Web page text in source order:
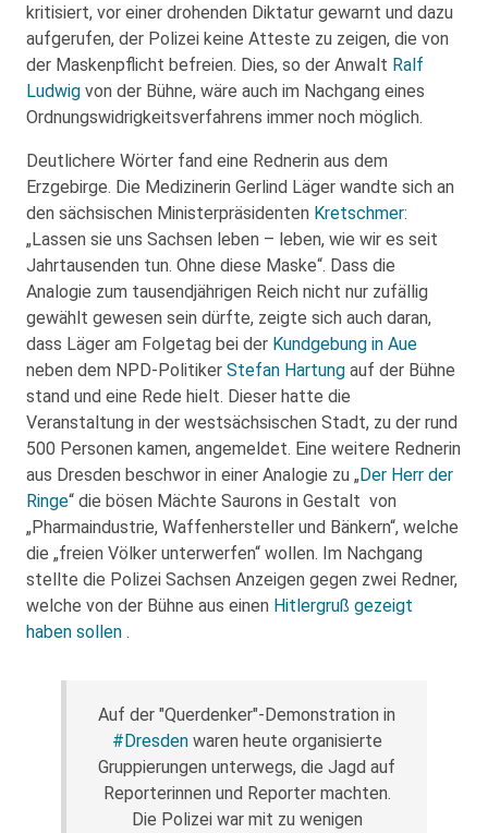
kritisiert, vor einer drohenden Diktatur gewarnt und dazu
aufgerufen, der Polizei keine Atteste zu zeigen, die von
der Maskenpflicht befreien. Dies, so der Anwalt Ralf
Ludwig von der Bühne, wäre auch im Nachgang eines
Ordnungswidrigkeitsverfahrens immer noch möglich.
Deutlichere Wörter fand eine Rednerin aus dem
Erzgebirge. Die Medizinerin Gerlind Läger wandte sich an
den sächsischen Ministerpräsidenten Kretschmer:
„Lassen sie uns Sachsen leben – leben, wie wir es seit
Jahrtausenden tun. Ohne diese Maske“. Dass die
Analogie zum tausendjährigen Reich nicht nur zufällig
gewählt gewesen sein dürfte, zeigte sich auch daran,
dass Läger am Folgetag bei der Kundgebung in Aue
neben dem NPD-Politiker Stefan Hartung auf der Bühne
stand und eine Rede hielt. Dieser hatte die
Veranstaltung in der westsächsischen Stadt, zu der rund
500 Personen kamen, angemeldet. Eine weitere Rednerin
aus Dresden beschwor in einer Analogie zu „Der Herr der
Ringe“ die bösen Mächte Saurons in Gestalt von
„Pharmaindustrie, Waffenhersteller und Bänkern“, welche
die „freien Völker unterwerfen“ wollen. Im Nachgang
stellte die Polizei Sachsen Anzeigen gegen zwei Redner,
welche von der Bühne aus einen Hitlergruß gezeigt
haben sollen .
Auf der "Querdenker"-Demonstration in
#Dresdenwaren heute organisierte
Gruppierungen unterwegs, die Jagd auf
Reporterinnen und Reporter machten.
Die Polizei war mit zu wenigen